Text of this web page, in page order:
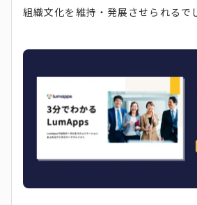
組織文化を維持・発展させられるで